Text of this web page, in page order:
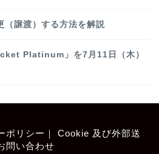
（譲渡）する方法を解説
Platinum」を7月11日（木）
ポリシー ｜ Cookie 及び外部送
問い合わせ